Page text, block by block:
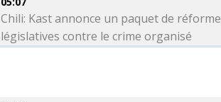
Chili: Kast annonce un paquet de
législatives contre le crime organisé